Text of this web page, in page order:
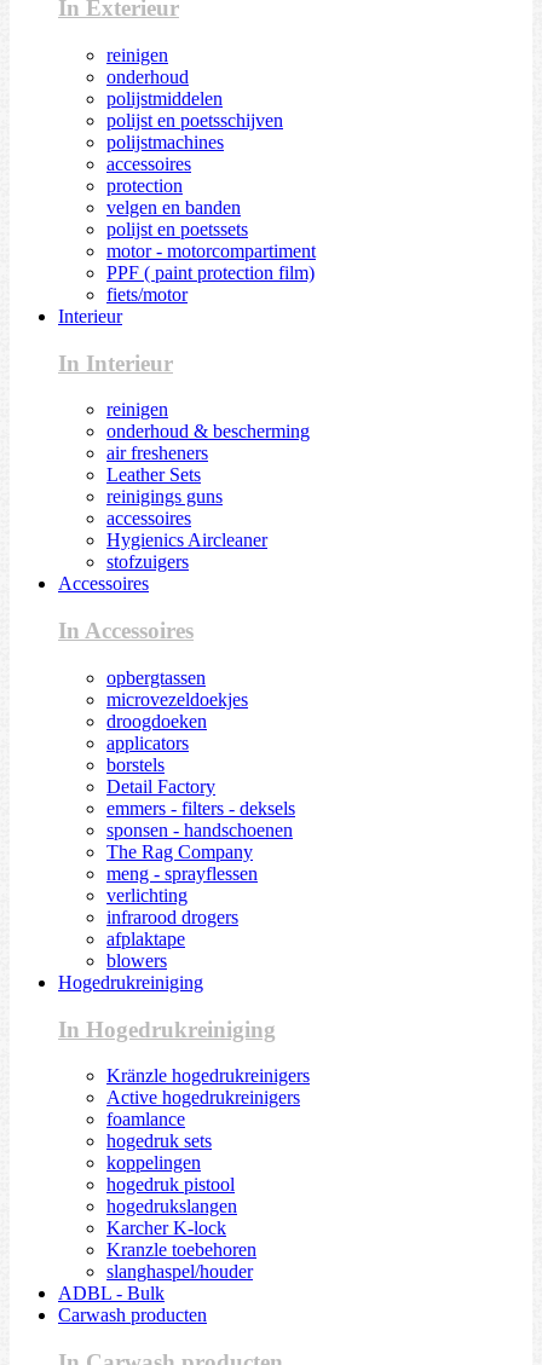
In Exterieur
reinigen
onderhoud
polijstmiddelen
polijst en poetsschijven
polijstmachines
accessoires
protection
velgen en banden
polijst en poetssets
motor - motorcompartiment
PPF ( paint protection film)
fiets/motor
Interieur
In Interieur
reinigen
onderhoud & bescherming
air fresheners
Leather Sets
reinigings guns
accessoires
Hygienics Aircleaner
stofzuigers
Accessoires
In Accessoires
opbergtassen
microvezeldoekjes
droogdoeken
applicators
borstels
Detail Factory
emmers - filters - deksels
sponsen - handschoenen
The Rag Company
meng - sprayflessen
verlichting
infrarood drogers
afplaktape
blowers
Hogedrukreiniging
In Hogedrukreiniging
Kränzle hogedrukreinigers
Active hogedrukreinigers
foamlance
hogedruk sets
koppelingen
hogedruk pistool
hogedrukslangen
Karcher K-lock
Kranzle toebehoren
slanghaspel/houder
ADBL - Bulk
Carwash producten